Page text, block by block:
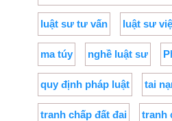
luật sư tư vấn luật sư
ma túy nghề luật sư
quy định pháp luật tai
tranh chấp đất đai tranh